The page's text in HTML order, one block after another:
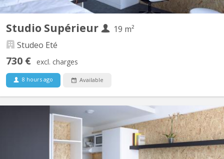
Studio Supérieur
19 m²
Studeo Eté
730 € excl. charges
8 hours ago Available
BK 17933
Des studios de qualité dans une résidence pour étudiants de
Standing idéalement située à proximité des universités ULB et
VUB. A partir de 985€/ mois, charges comprises.